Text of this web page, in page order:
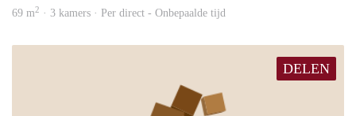
69 m2 · 3 kamers · Per direct - Onbepaalde tijd
DELEN